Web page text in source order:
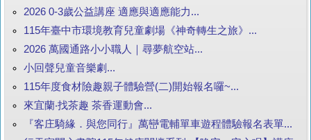
2026 0-3歲公益講座 適應與適應能力...
115年臺中市環境教育兒童劇場《神奇轉生之旅》...
2026 萬國通路小小職人｜尋夢航空站...
小回聲兒童音樂劇...
115年度食材險趣親子體驗營(二)開始報名囉~...
來宜蘭‧找茶趣 茶香運動會...
『客庄騎緣．與您同行』萬巒電輔單車遊程體驗報名表單...